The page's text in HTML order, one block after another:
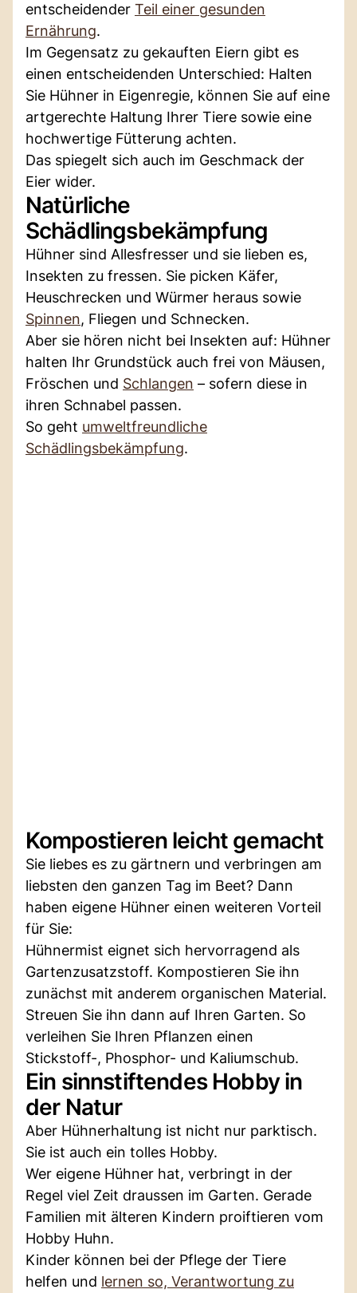
entscheidender Teil einer gesunden
Ernährung.
Im Gegensatz zu gekauften Eiern gibt es
einen entscheidenden Unterschied: Halten
Sie Hühner in Eigenregie, können Sie auf eine
artgerechte Haltung Ihrer Tiere sowie eine
hochwertige Fütterung achten.
Das spiegelt sich auch im Geschmack der
Eier wider.
Natürliche
Schädlingsbekämpfung
Hühner sind Allesfresser und sie lieben es,
Insekten zu fressen. Sie picken Käfer,
Heuschrecken und Würmer heraus sowie
Spinnen, Fliegen und Schnecken.
Aber sie hören nicht bei Insekten auf: Hühner
halten Ihr Grundstück auch frei von Mäusen,
Fröschen und Schlangen – sofern diese in
ihren Schnabel passen.
So geht umweltfreundliche
Schädlingsbekämpfung.
Kompostieren leicht gemacht
Sie liebes es zu gärtnern und verbringen am
liebsten den ganzen Tag im Beet? Dann
haben eigene Hühner einen weiteren Vorteil
für Sie:
Hühnermist eignet sich hervorragend als
Gartenzusatzstoff. Kompostieren Sie ihn
zunächst mit anderem organischen Material.
Streuen Sie ihn dann auf Ihren Garten. So
verleihen Sie Ihren Pflanzen einen
Stickstoff-, Phosphor- und Kaliumschub.
Ein sinnstiftendes Hobby in
der Natur
Aber Hühnerhaltung ist nicht nur parktisch.
Sie ist auch ein tolles Hobby.
Wer eigene Hühner hat, verbringt in der
Regel viel Zeit draussen im Garten. Gerade
Familien mit älteren Kindern proiftieren vom
Hobby Huhn.
Kinder können bei der Pflege der Tiere
helfen und lernen so, Verantwortung zu